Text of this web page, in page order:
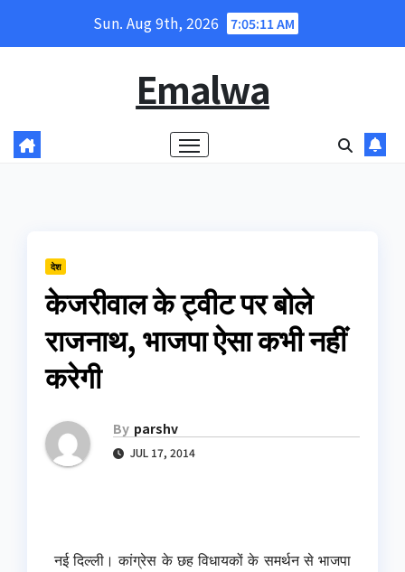
Sun. Aug 9th, 2026 7:05:12 AM
Emalwa
देश
केजरीवाल के ट्वीट पर बोले
राजनाथ, भाजपा ऐसा कभी नहीं
करेगी
By parshv
JUL 17, 2014
नई दिल्ली। कांग्रेस के छह विधायकों के समर्थन से भाजपा